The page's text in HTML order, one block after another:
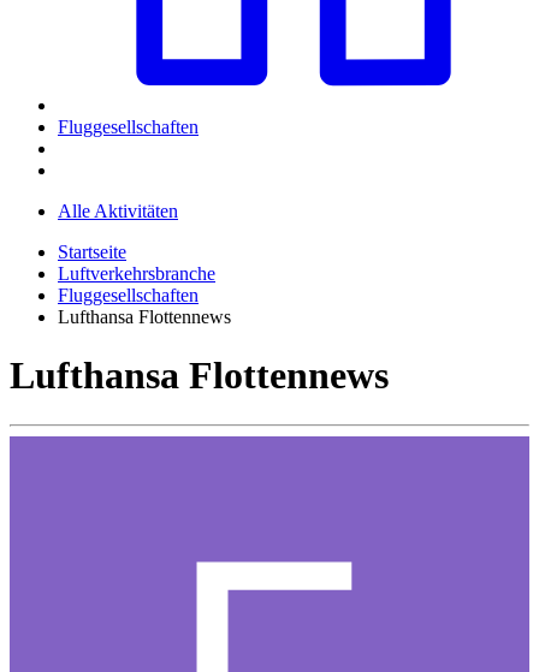
Fluggesellschaften
Alle Aktivitäten
Startseite
Luftverkehrsbranche
Fluggesellschaften
Lufthansa Flottennews
Lufthansa Flottennews